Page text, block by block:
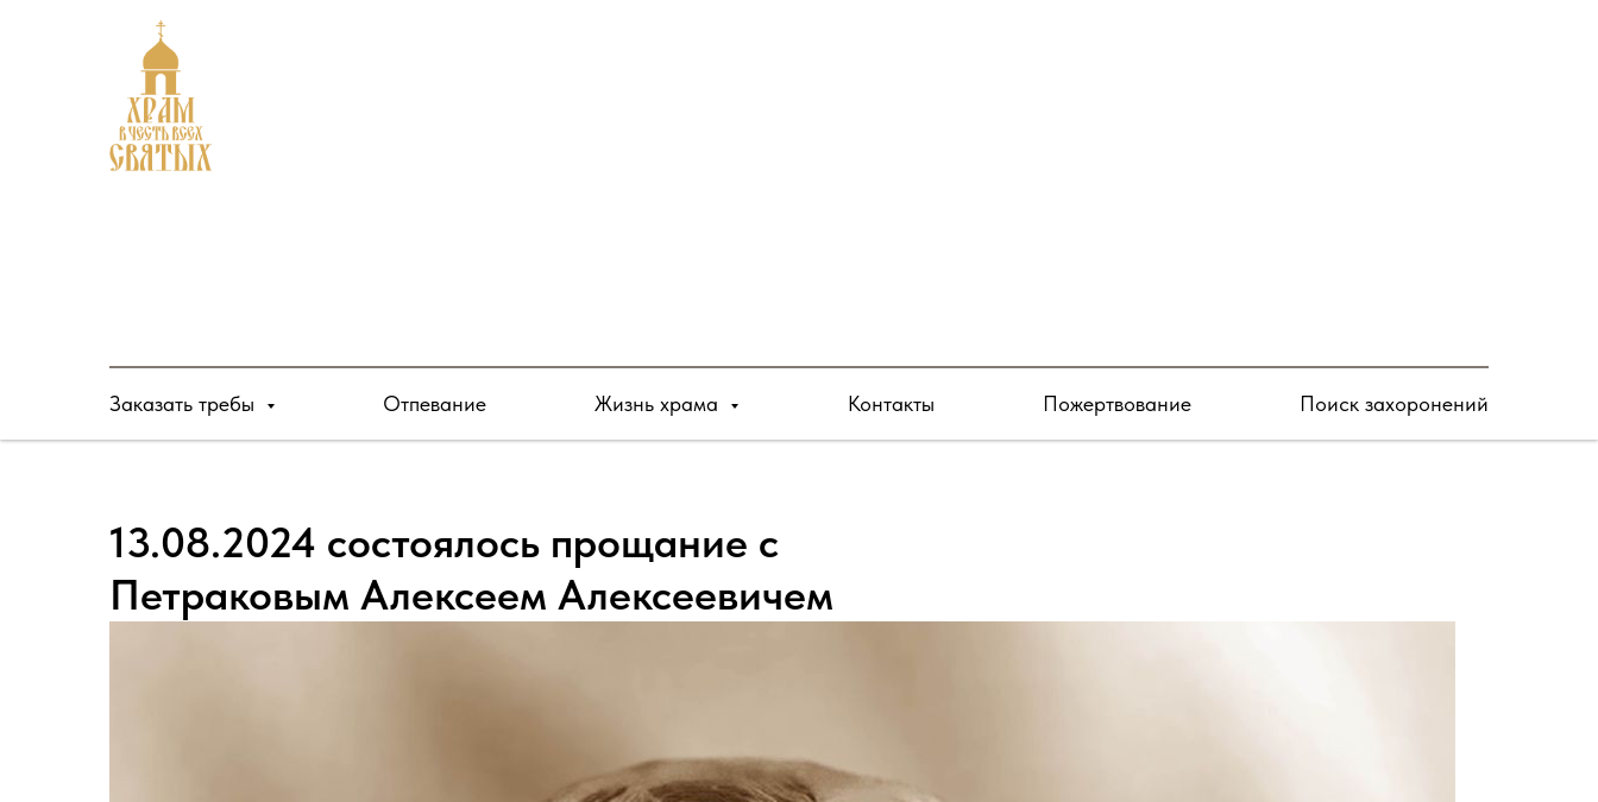
Заказать требы Отпевание Жизнь храма Контакты Пожертвование Поиск захоронений
13.08.2024 состоялось прощание с
Петраковым Алексеем Алексеевичем